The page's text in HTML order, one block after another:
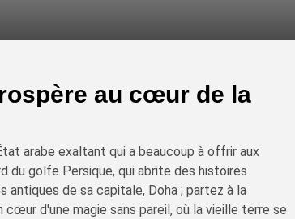
au cœur de la
arabe exaltant qui a beaucoup à offrir aux
du golfe Persique, qui abrite des histoires
antiques de sa capitale, Doha ; partez à la
d'une magie sans pareil, où la vieille terre se